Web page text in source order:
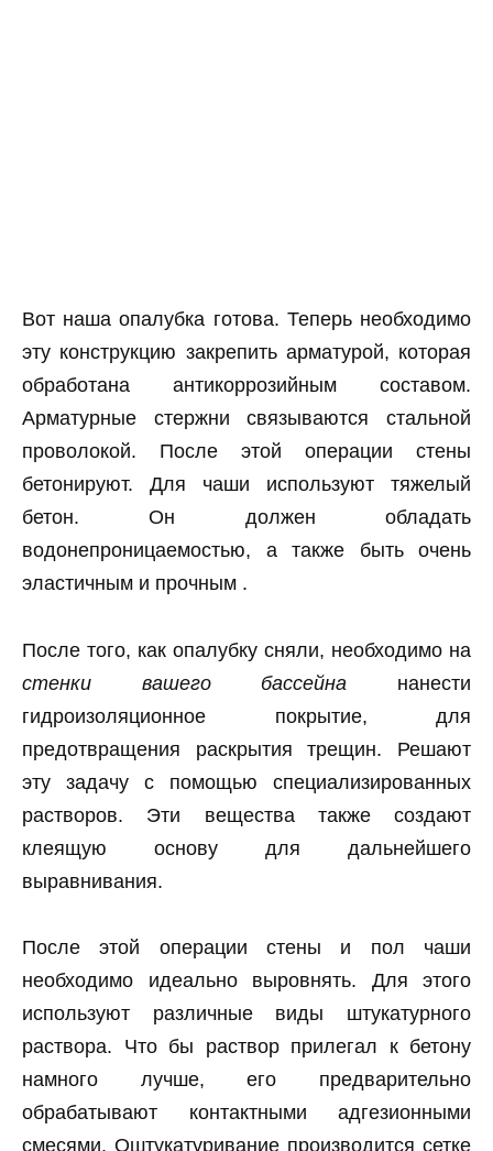
Вот наша опалубка готова. Теперь необходимо
эту конструкцию закрепить арматурой, которая
обработана антикоррозийным составом.
Арматурные стержни связываются стальной
проволокой. После этой операции стены
бетонируют. Для чаши используют тяжелый
бетон. Он должен обладать
водонепроницаемостью, а также быть очень
эластичным и прочным .
После того, как опалубку сняли, необходимо на
стенки вашего бассейна нанести
гидроизоляционное покрытие, для
предотвращения раскрытия трещин. Решают
эту задачу с помощью специализированных
растворов. Эти вещества также создают
клеящую основу для дальнейшего
выравнивания.
После этой операции стены и пол чаши
необходимо идеально выровнять. Для этого
используют различные виды штукатурного
раствора. Что бы раствор прилегал к бетону
намного лучше, его предварительно
обрабатывают контактными адгезионными
смесями. Оштукатуривание производится сетке